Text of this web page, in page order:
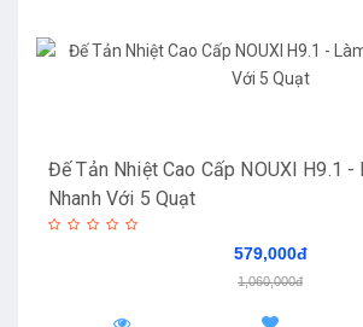
Đế Tản Nhiệt Cao Cấp NOUXI H9.1 -
Nhanh Với 5 Quạt
579,000đ
1,060,000đ